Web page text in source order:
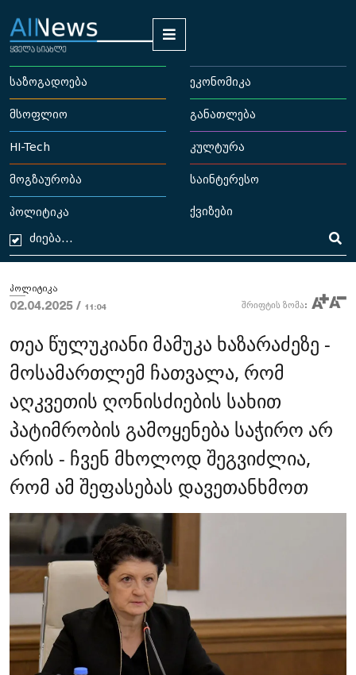
საზოგადოება ეკონომიკა
მსოფლიო განათლება
HI-Tech კულტურა
მოგზაურობა საინტერესო
პოლიტიკა ქვიზები
პოლიტიკა
02.04.2025 / 11:04 შრიფტის ზომა:
თეა წულუკიანი მამუკა ხაზარაძეზე -
მოსამართლემ ჩათვალა, რომ
აღკვეთის ღონისძიების სახით
პატიმრობის გამოყენება საჭირო არ
არის - ჩვენ მხოლოდ შეგვიძლია,
რომ ამ შეფასებას დავეთანხმოთ